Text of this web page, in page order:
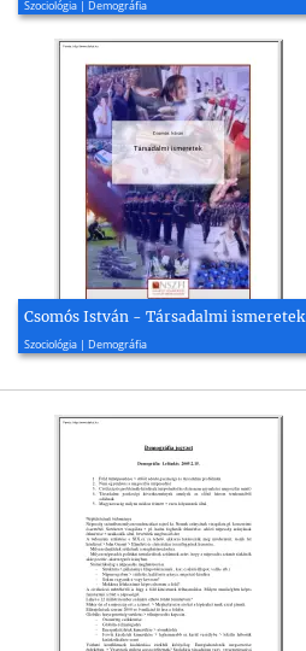
Szociológia | Demográfia
Csomós István - Társadalmi ismeretek
Szociológia | Demográfia
2014, 42 oldal